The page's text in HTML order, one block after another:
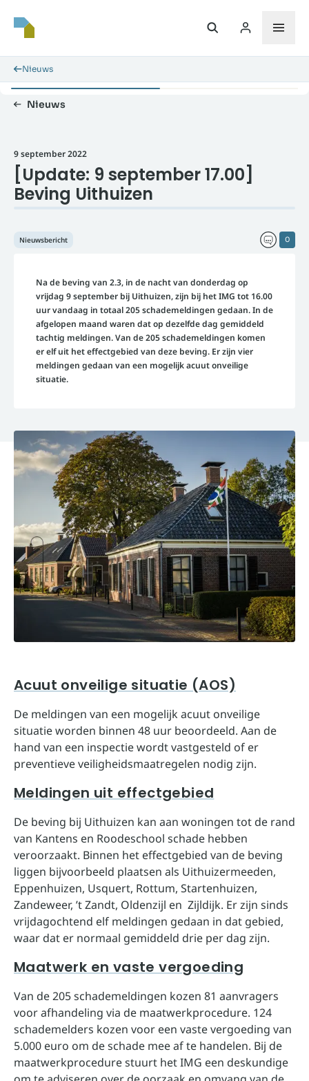
Nieuws
Nieuws
9 september 2022
[Update: 9 september 17.00]
Beving Uithuizen
0
Nieuwsbericht
Na de beving van 2.3, in de nacht van donderdag op
vrijdag 9 september bij Uithuizen, zijn bij het IMG tot 16.00
uur vandaag in totaal 205 schademeldingen gedaan. In de
afgelopen maand waren dat op dezelfde dag gemiddeld
tachtig meldingen. Van de 205 schademeldingen komen
er elf uit het effectgebied van deze beving. Er zijn vier
meldingen gedaan van een mogelijk acuut onveilige
situatie.
Acuut onveilige situatie (AOS)
De meldingen van een mogelijk acuut onveilige
situatie worden binnen 48 uur beoordeeld. Aan de
hand van een inspectie wordt vastgesteld of er
preventieve veiligheidsmaatregelen nodig zijn.
Meldingen uit effectgebied
De beving bij Uithuizen kan aan woningen tot de rand
van Kantens en Roodeschool schade hebben
veroorzaakt. Binnen het effectgebied van de beving
liggen bijvoorbeeld plaatsen als Uithuizermeeden,
Eppenhuizen, Usquert, Rottum, Startenhuizen,
Zandeweer, ’t Zandt, Oldenzijl en Zijldijk. Er zijn sinds
vrijdagochtend elf meldingen gedaan in dat gebied,
waar dat er normaal gemiddeld drie per dag zijn.
Maatwerk en vaste vergoeding
Van de 205 schademeldingen kozen 81 aanvragers
voor afhandeling via de maatwerkprocedure. 124
schademelders kozen voor een vaste vergoeding van
5.000 euro om de schade mee af te handelen. Bij de
maatwerkprocedure stuurt het IMG een deskundige